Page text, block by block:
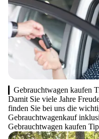
Gebrauchtwagen kaufen
Damit Sie viele Jahre
finden Sie bei uns die
Gebrauchtwagenkauf
Gebrauchtwagen kaufen